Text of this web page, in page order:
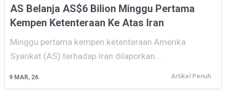
AS Belanja AS$6 Bilion Minggu Pertama
Kempen Ketenteraan Ke Atas Iran
9 MAR, 26
Minggu pertama kempen ketenteraan Amerika
Syarikat (AS) terhadap Iran dilaporkan…
Artikel Penuh